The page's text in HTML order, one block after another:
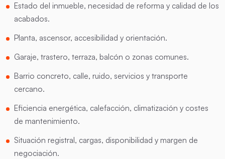
Estado del inmueble, necesidad de reforma y calidad de los
acabados.
Planta, ascensor, accesibilidad y orientación.
Garaje, trastero, terraza, balcón o zonas comunes.
Barrio concreto, calle, ruido, servicios y transporte
cercano.
Eficiencia energética, calefacción, climatización y costes
de mantenimiento.
Situación registral, cargas, disponibilidad y margen de
negociación.